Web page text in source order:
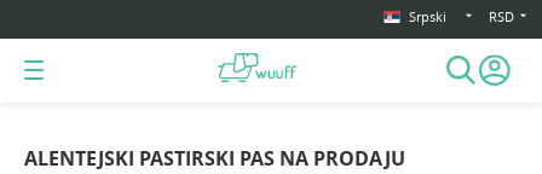
Srpski RSD
ALENTEJSKI PASTIRSKI PAS NA PRODAJU